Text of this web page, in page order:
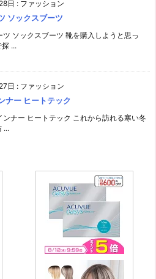
日 : ファッション
ソックスブーツ
ソックスブーツ 靴を購入しようと思っ
...
日 : ファッション
ナー ヒートテック
ナー ヒートテック これから訪れる寒い冬
...